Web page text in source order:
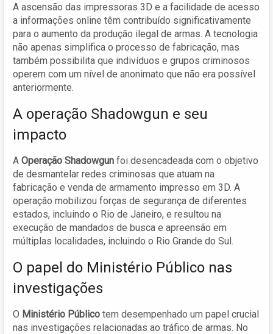
A ascensão das impressoras 3D e a facilidade de acesso
a informações online têm contribuído significativamente
para o aumento da produção ilegal de armas. A tecnologia
não apenas simplifica o processo de fabricação, mas
também possibilita que indivíduos e grupos criminosos
operem com um nível de anonimato que não era possível
anteriormente.
A operação Shadowgun e seu
impacto
A Operação Shadowgun foi desencadeada com o objetivo
de desmantelar redes criminosas que atuam na
fabricação e venda de armamento impresso em 3D. A
operação mobilizou forças de segurança de diferentes
estados, incluindo o Rio de Janeiro, e resultou na
execução de mandados de busca e apreensão em
múltiplas localidades, incluindo o Rio Grande do Sul.
O papel do Ministério Público nas
investigações
O Ministério Público tem desempenhado um papel crucial
nas investigações relacionadas ao tráfico de armas. No